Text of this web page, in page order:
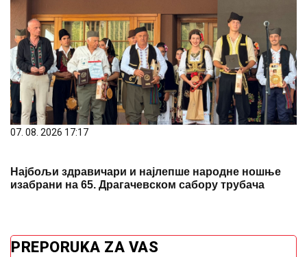
07. 08. 2026 17:17
Најбољи здравичари и најлепше народне ношње
изабрани на 65. Драгачевском сабору трубача
PREPORUKA ZA VAS